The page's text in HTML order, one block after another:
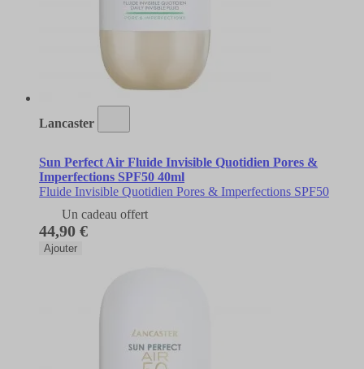
Lancaster
Sun Perfect Air Fluide Invisible Quotidien Pores &
Imperfections SPF50 40ml
Fluide Invisible Quotidien Pores & Imperfections SPF50
Un cadeau offert
44,90 €
Ajouter